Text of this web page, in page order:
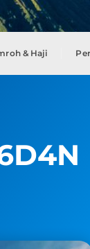
& Haji